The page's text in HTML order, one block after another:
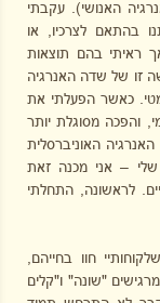
האנושי). עקבתי
בהתאם לצרכיו, או
ראיתי בהם תוצאות
זו של שדה האנרגיה
כאשר הפעלתי את
והפכה מסוגלת יותר
האוניברסלית
שלי – אני מכנה זאת
לראשונה, התחלתי
חוו בחייהם,
"שונה" ו"קלים